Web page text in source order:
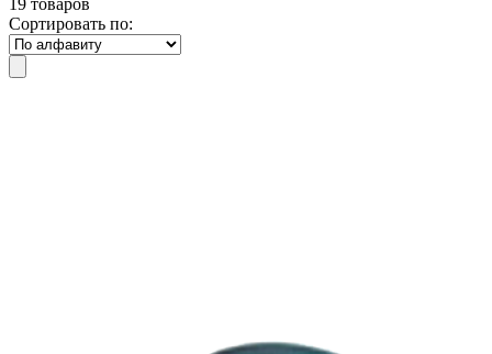
Сортировать по: